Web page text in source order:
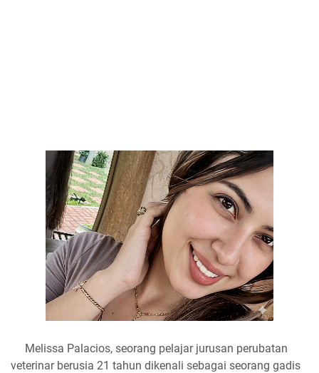
Melissa Palacios, seorang pelajar jurusan perubatan
veterinar berusia 21 tahun dikenali sebagai seorang gadis